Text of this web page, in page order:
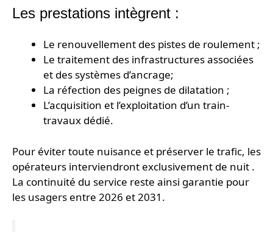
Les prestations intègrent :
Le renouvellement des pistes de roulement ;
Le traitement des infrastructures associées
et des systèmes d’ancrage;
La réfection des peignes de dilatation ;
L’acquisition et l’exploitation d’un train-
travaux dédié.
Pour éviter toute nuisance et préserver le trafic, les
opérateurs interviendront exclusivement de nuit .
La continuité du service reste ainsi garantie pour
les usagers entre 2026 et 2031.